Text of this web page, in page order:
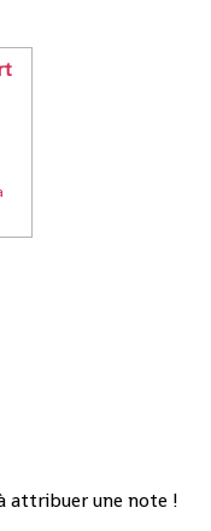
attribuer une note !